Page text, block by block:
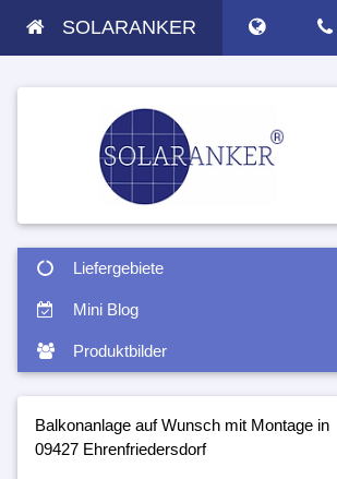
SOLARANKER
Liefergebiete
Mini Blog
Produktbilder
Balkonanlage auf Wunsch mit Montage in
09427 Ehrenfriedersdorf
ANLAGE AUF WUNSCH MIT MONTAGE